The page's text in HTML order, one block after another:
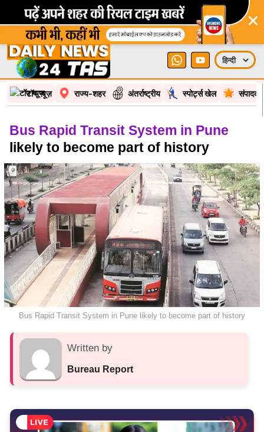
×
टॉप न्यूज़ राज्य-शहर अंतर्राष्ट्रीय स्पोर्ट्स खेल
Bus Rapid Transit System in Pune
likely to become part of history
Bus Rapid Transit System in Pune likely to become part of history
Written by
Bureau Report